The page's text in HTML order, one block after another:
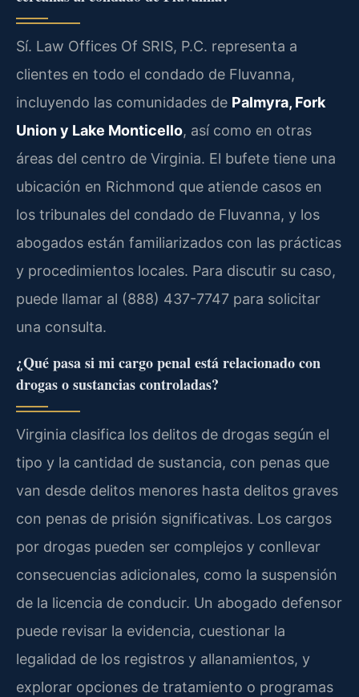
Sí. Law Offices Of SRIS, P.C. representa a
clientes en todo el condado de Fluvanna,
incluyendo las comunidades de Palmyra, Fork
Union y Lake Monticello, así como en otras
áreas del centro de Virginia. El bufete tiene una
ubicación en Richmond que atiende casos en
los tribunales del condado de Fluvanna, y los
abogados están familiarizados con las prácticas
y procedimientos locales. Para discutir su caso,
puede llamar al (888) 437-7747 para solicitar
una consulta.
¿Qué pasa si mi cargo penal está relacionado con
drogas o sustancias controladas?
Virginia clasifica los delitos de drogas según el
tipo y la cantidad de sustancia, con penas que
van desde delitos menores hasta delitos graves
con penas de prisión significativas. Los cargos
por drogas pueden ser complejos y conllevar
consecuencias adicionales, como la suspensión
de la licencia de conducir. Un abogado defensor
puede revisar la evidencia, cuestionar la
legalidad de los registros y allanamientos, y
explorar opciones de tratamiento o programas